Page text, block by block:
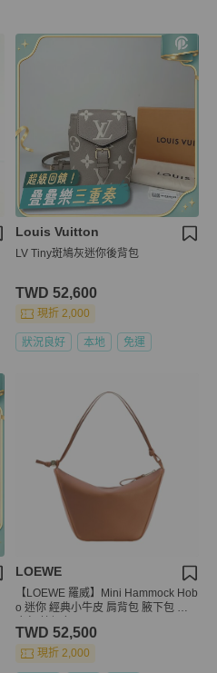
Louis Vuitton
LV Tiny斑鳩灰迷你後背包
TWD 52,600
現折 2,000
狀況良好 本地 免運
LOEWE
【LOEWE 羅威】Mini Hammock Hob
o 迷你 經典小牛皮 肩背包 腋下包 吊
TWD 52,500
現折 2,000